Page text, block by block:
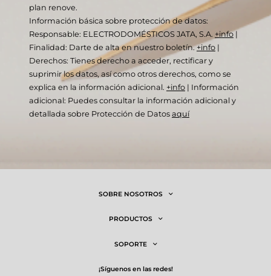
plan renove.
Información básica sobre protección de datos:
Responsable: ELECTRODOMÉSTICOS JATA, S.A. +info |
Finalidad: Darte de alta en nuestro boletín.+info |
Derechos: Tienes derecho a acceder, rectificar y
suprimir los datos, así como otros derechos, como se
explica en la información adicional. +info | Información
adicional: Puedes consultar la información adicional y
detallada sobre Protección de Datos aquí
SOBRE NOSOTROS
PRODUCTOS
SOPORTE
¡síguenos en las redes!